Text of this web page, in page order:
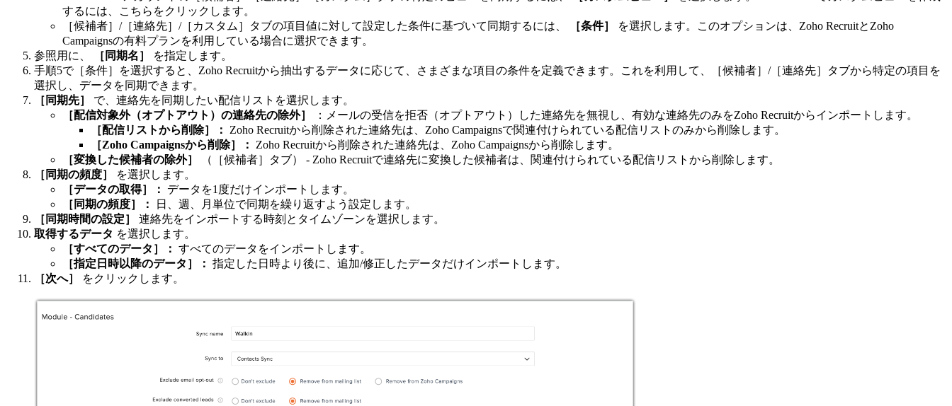
するには、こちらをクリックします。
［候補者］/［連絡先］/［カスタム］タブの項目値に対して設定した条件に基づいて同期するには、
［条件］
を選択します。このオプションは、Zoho RecruitとZoho
Campaignsの有料プランを利用している場合に選択できます。
参照用に、
［同期名］
を指定します。
手順5で［条件］を選択すると、Zoho Recruitから抽出するデータに応じて、さまざまな項目の条件を定義できます。これを利用して、［候補者］/［連絡先］タブから特定の項目を
選択し、データを同期できます。
［同期先］ で、連絡先を同期したい配信リストを選択します。
［配信対象外（オプトアウト）の連絡先の除外］
：メールの受信を拒否（オプトアウト）した連絡先を無視し、有効な連絡先のみをZoho Recruitからインポートします。
［配信リストから削除］： Zoho Recruitから削除された連絡先は、Zoho Campaignsで関連付けられている配信リストのみから削除します。
［Zoho Campaignsから削除］： Zoho Recruitから削除された連絡先は、Zoho Campaignsから削除します。
［変換した候補者の除外］
（［候補者］タブ） - Zoho Recruitで連絡先に変換した候補者は、関連付けられている配信リストから削除します。
［同期の頻度］
を選択します。
［データの取得］： データを1度だけインポートします。
［同期の頻度］：
日、週、月単位で同期を繰り返すよう設定します。
［同期時間の設定］ 連絡先をインポートする時刻とタイムゾーンを選択します。
取得するデータ を選択します。
［すべてのデータ］： すべてのデータをインポートします。
［指定日時以降のデータ］： 指定した日時より後に、追加/修正したデータだけインポートします。
［次へ］
をクリックします。